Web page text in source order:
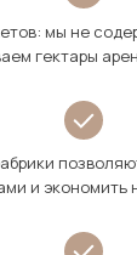
мы не
гектары
и экономить